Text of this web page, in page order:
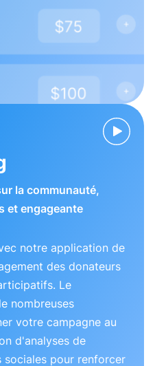
la communauté,
et engageante
notre application de
des donateurs
Le
nombreuses
votre campagne au
d'analyses de
sociales pour renforcer